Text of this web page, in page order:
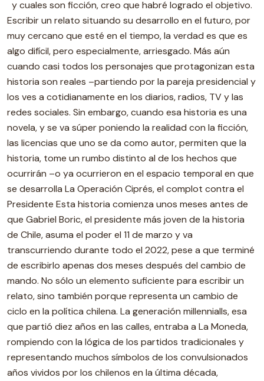
y cuales son ficción, creo que habré logrado el objetivo.
Escribir un relato situando su desarrollo en el futuro, por
muy cercano que esté en el tiempo, la verdad es que es
algo difícil, pero especialmente, arriesgado. Más aún
cuando casi todos los personajes que protagonizan esta
historia son reales –partiendo por la pareja presidencial y
los ves a cotidianamente en los diarios, radios, TV y las
redes sociales. Sin embargo, cuando esa historia es una
novela, y se va súper poniendo la realidad con la ficción,
las licencias que uno se da como autor, permiten que la
historia, tome un rumbo distinto al de los hechos que
ocurrirán –o ya ocurrieron en el espacio temporal en que
se desarrolla La Operación Ciprés, el complot contra el
Presidente Esta historia comienza unos meses antes de
que Gabriel Boric, el presidente más joven de la historia
de Chile, asuma el poder el 11 de marzo y va
transcurriendo durante todo el 2022, pese a que terminé
de escribirlo apenas dos meses después del cambio de
mando. No sólo un elemento suficiente para escribir un
relato, sino también porque representa un cambio de
ciclo en la política chilena. La generación millennialls, esa
que partió diez años en las calles, entraba a La Moneda,
rompiendo con la lógica de los partidos tradicionales y
representando muchos símbolos de los convulsionados
años vividos por los chilenos en la última década,